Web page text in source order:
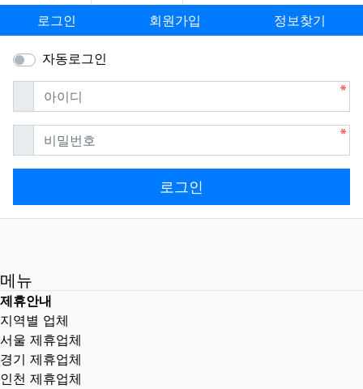
로그인
회원가입 정보찾기
자동로그인
아이디필수
비밀번호필수
로그인
메뉴
제휴안내
지역별 업체
서울 제휴업체
경기 제휴업체
인천 제휴업체